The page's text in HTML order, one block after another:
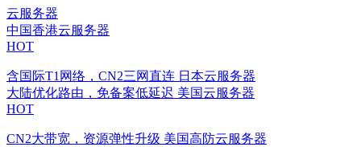
云服务器
中国香港云服务器
HOT
含国际T1网络，CN2三网直连 日本云服务器
大陆优化路由，免备案低延迟 美国云服务器
HOT
CN2大带宽，资源弹性升级 美国高防云服务器